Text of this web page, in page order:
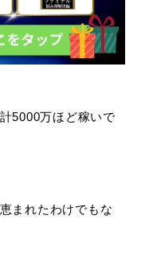
5000万ほど稼いで
まれたわけでもな